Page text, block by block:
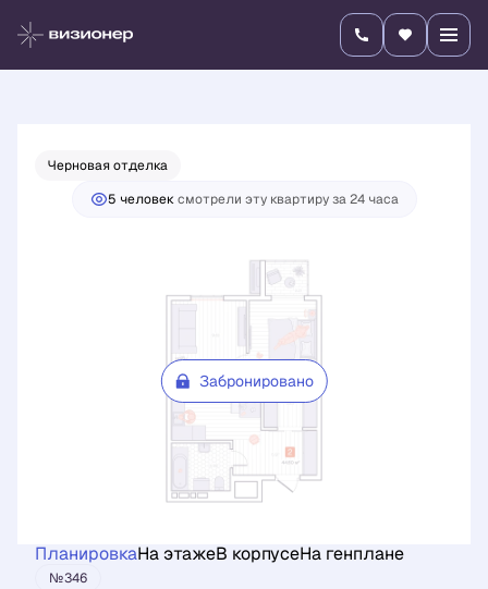
2-комнатная Цена по запросу
Черновая отделка
5 человексмотрели эту квартиру за 24 часа
Забронировано
ПланировкаНа этажеВ корпусеНа генплане
№346